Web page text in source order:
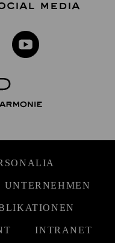
MEDIA
UNTERNEHMEN
INTRANET